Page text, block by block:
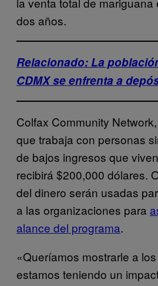
dos años.
Relacionado: La
CDMX se enfrenta a
Colfax Community
que trabaja con personas
de bajos ingresos que
recibirá $200,000 dólares.
del dinero serán usadas
a las organizaciones para
alance del programa.
«Queríamos mostrarle a
estamos teniendo un